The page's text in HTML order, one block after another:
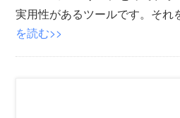
実用性があるツールです。そ
を読む>>